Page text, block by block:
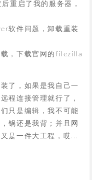
重启了我的服务器，
软件问题，卸载重装
，下载官网的filezilla
了，如果是我自己一
程连接管理就行了，
只是编辑，我不可能
锅还是我背；并且网
是一件大工程，哎...